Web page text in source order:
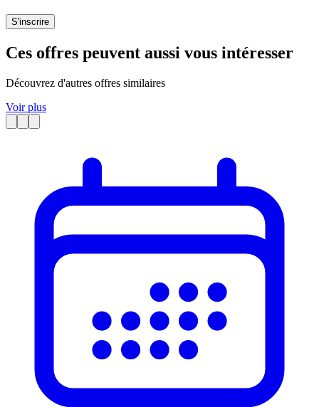
S'inscrire
Ces offres peuvent aussi vous intéresser
Découvrez d'autres offres similaires
Voir plus